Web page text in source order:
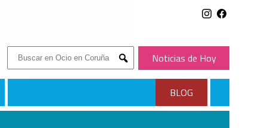
Buscar:
Submit
Noticias de Hoy
BLOG